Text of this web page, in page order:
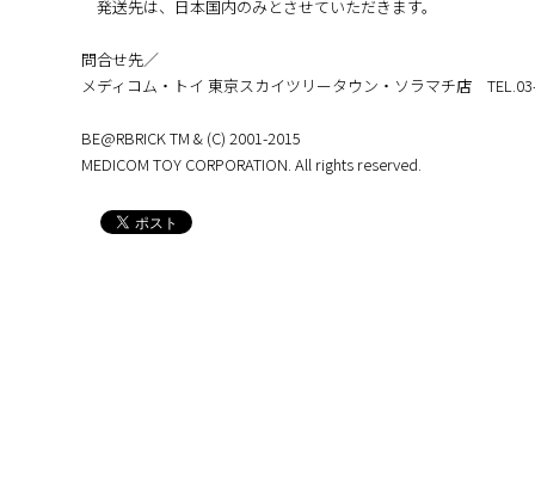
発送先は、日本国内のみとさせていただきます。
問合せ先／
メディコム・トイ 東京スカイツリータウン・ソラマチ店
BE@RBRICK TM & (C) 2001-2015
MEDICOM TOY CORPORATION. All rights reserved.